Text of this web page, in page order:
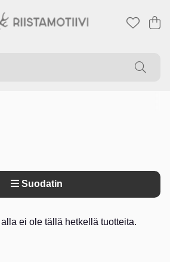
.
Suodatin
ei ole tällä hetkellä tuotteita.